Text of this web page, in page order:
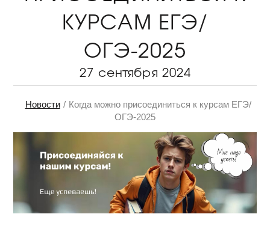
КУРСАМ ЕГЭ/
ОГЭ-2025
27 сентября 2024
Новости
Когда можно присоединиться к курсам ЕГЭ/
ОГЭ-2025